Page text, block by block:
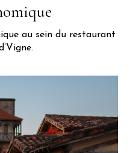
au sein du restaurant